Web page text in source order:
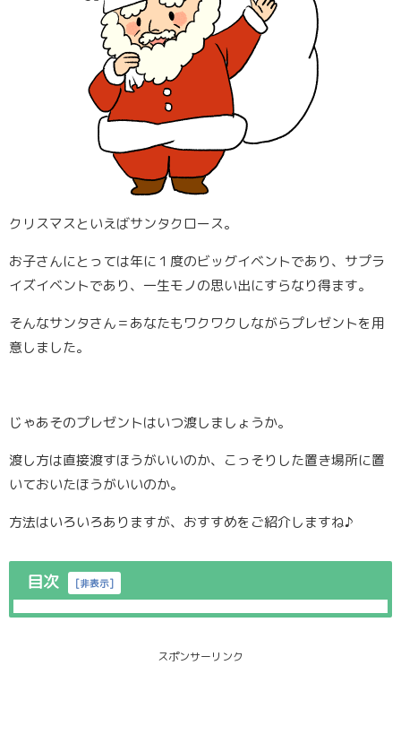
クリスマスといえばサンタクロース。
お子さんにとっては年に１度のビッグイベントであり、サプラ
イズイベントであり、一生モノの思い出にすらなり得ます。
そんなサンタさん＝あなたもワクワクしながらプレゼントを用
意しました。
じゃあそのプレゼントはいつ渡しましょうか。
渡し方は直接渡すほうがいいのか、こっそりした置き場所に置
いておいたほうがいいのか。
方法はいろいろありますが、おすすめをご紹介しますね♪
目次 [非表示]
スポンサーリンク